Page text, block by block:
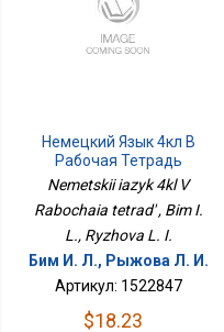
Немецкий Язык 4кл В
Рабочая Тетрадь
Nemetskii iazyk 4kl V
Rabochaia tetrad' , Bim I.
L., Ryzhova L. I.
Бим И. Л., Рыжова Л. И.
Артикул: 1522847
$18.23